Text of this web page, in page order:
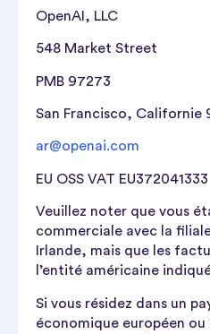
OpenAI, LLC
548 Market Street
PMB 97273
San Francisco, Californie
ar@openai.com
EU OSS VAT EU372041333
Veuillez noter que vous
commerciale avec la
Irlande, mais que les
l’entité américaine
Si vous résidez dans un
économique européen ou